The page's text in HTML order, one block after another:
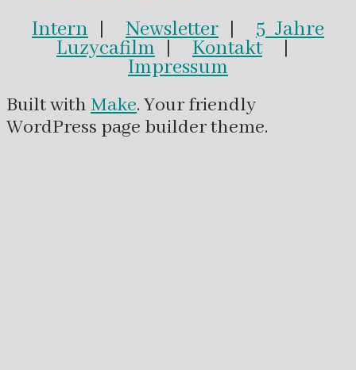
Intern | Newsletter | 5 Jahre
Luzycafilm | Kontakt|
Impressum
Built with Make. Your friendly
WordPress page builder theme.